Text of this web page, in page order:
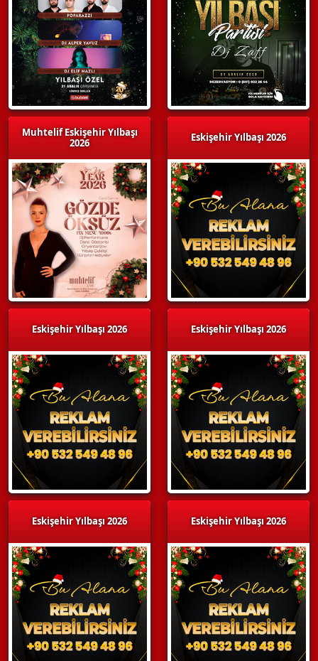
Muhtelif Eskişehir Yılbaşı
2026
Eskişehir Yılbaşı 2026
Eskişehir Yılbaşı 2026
Eskişehir Yılbaşı 2026
Eskişehir Yılbaşı 2026
Eskişehir Yılbaşı 2026